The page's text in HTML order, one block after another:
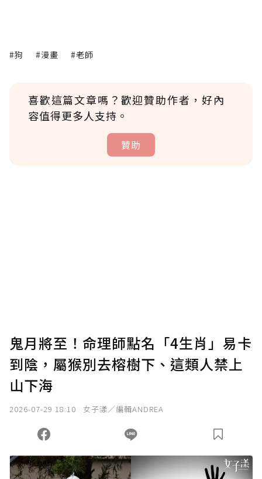
#狗 #漫畫 #老師
喜歡這篇文章嗎？歡迎贊助作者，好內
容值得更多人支持。
贊助
確認送出
您當前剩餘 U 利點數：0點；前往 購買點數
鬼月將至！命理師點名「4生肖」易卡
到陰，屬猴別去榕樹下、這類人禁上
山下海
2026-07-29 18:10 女子漾／編輯ANDREA